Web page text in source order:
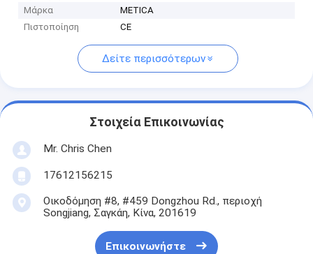
Μάρκα
METICA
Πιστοποίηση
CE
Δείτε περισσότερων
Στοιχεία Επικοινωνίας
Mr. Chris Chen
17612156215
Οικοδόμηση #8, #459 Dongzhou Rd., περιοχή
Songjiang, Σαγκάη, Κίνα, 201619
Επικοινωνήστε